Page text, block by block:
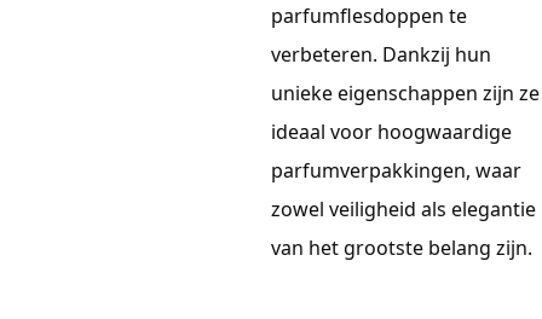
parfumflesdoppen te
verbeteren. Dankzij hun
unieke eigenschappen zijn ze
ideaal voor hoogwaardige
parfumverpakkingen, waar
zowel veiligheid als elegantie
van het grootste belang zijn.